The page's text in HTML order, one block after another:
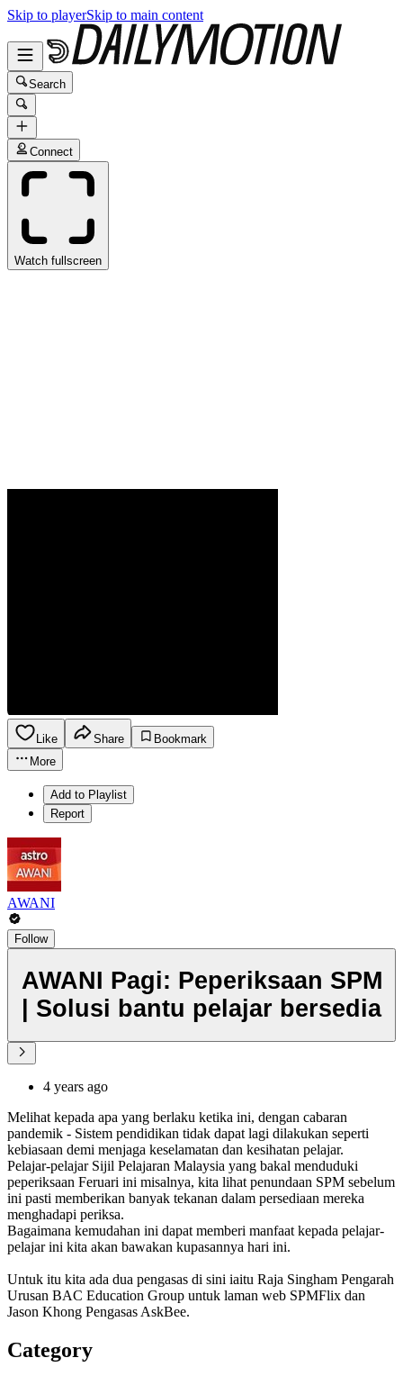
Skip to playerSkip to main content
Search
Connect
Watch fullscreen
Like Share
Bookmark
More
Add to Playlist
Report
AWANI
Follow
AWANI Pagi: Peperiksaan SPM
| Solusi bantu pelajar bersedia
4 years ago
Melihat kepada apa yang berlaku ketika ini, dengan cabaran
pandemik - Sistem pendidikan tidak dapat lagi dilakukan seperti
kebiasaan demi menjaga keselamatan dan kesihatan pelajar.
Pelajar-pelajar Sijil Pelajaran Malaysia yang bakal menduduki
peperiksaan Feruari ini misalnya, kita lihat penundaan SPM sebelum
ini pasti memberikan banyak tekanan dalam persediaan mereka
menghadapi periksa.
Bagaimana kemudahan ini dapat memberi manfaat kepada pelajar-
pelajar ini kita akan bawakan kupasannya hari ini.
Untuk itu kita ada dua pengasas di sini iaitu Raja Singham Pengarah
Urusan BAC Education Group untuk laman web SPMFlix dan
Jason Khong Pengasas AskBee.
Category